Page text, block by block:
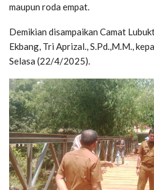
maupun roda empat.
Demikian disampaikan Camat
Ekbang, Tri Aprizal., S.Pd.,M.M.,
Selasa (22/4/2025).